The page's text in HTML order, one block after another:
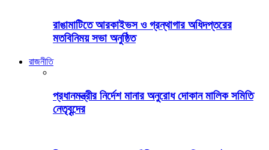
রাঙামাটিতে আরকাইভস ও গ্রন্থাগার অধিদপ্তরের
মতবিনিময় সভা অনুষ্ঠিত
রাজনীতি
প্রধানমন্ত্রীর নির্দেশ মানার অনুরোধ দোকান মালিক সমিতি
নেতৃবৃন্দের